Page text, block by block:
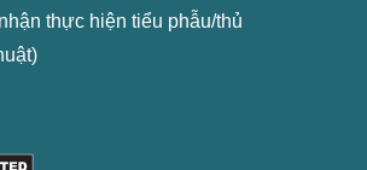
thực hiện tiểu phẫu/thủ